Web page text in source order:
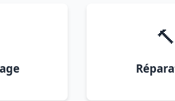
🔨